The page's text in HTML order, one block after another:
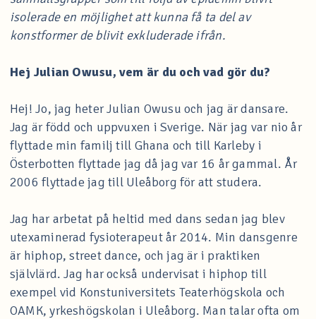
isolerade en möjlighet att kunna få ta del av
konstformer de blivit exkluderade ifrån.
Hej Julian Owusu, vem är du och vad gör du?
Hej! Jo, jag heter Julian Owusu och jag är dansare.
Jag är född och uppvuxen i Sverige. När jag var nio år
flyttade min familj till Ghana och till Karleby i
Österbotten flyttade jag då jag var 16 år gammal. År
2006 flyttade jag till Uleåborg för att studera.
Jag har arbetat på heltid med dans sedan jag blev
utexaminerad fysioterapeut år 2014. Min dansgenre
är hiphop, street dance, och jag är i praktiken
självlärd. Jag har också undervisat i hiphop till
exempel vid Konstuniversitets Teaterhögskola och
OAMK, yrkeshögskolan i Uleåborg. Man talar ofta om